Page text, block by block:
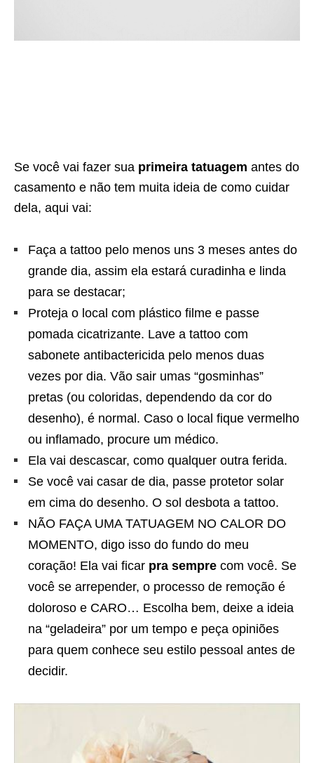
Se você vai fazer sua primeira tatuagem antes do
casamento e não tem muita ideia de como cuidar
dela, aqui vai:
Faça a tattoo pelo menos uns 3 meses antes do
grande dia, assim ela estará curadinha e linda
para se destacar;
Proteja o local com plástico filme e passe
pomada cicatrizante. Lave a tattoo com
sabonete antibactericida pelo menos duas
vezes por dia. Vão sair umas “gosminhas”
pretas (ou coloridas, dependendo da cor do
desenho), é normal. Caso o local fique vermelho
ou inflamado, procure um médico.
Ela vai descascar, como qualquer outra ferida.
Se você vai casar de dia, passe protetor solar
em cima do desenho. O sol desbota a tattoo.
NÃO FAÇA UMA TATUAGEM NO CALOR DO
MOMENTO, digo isso do fundo do meu
coração! Ela vai ficar pra sempre com você. Se
você se arrepender, o processo de remoção é
doloroso e CARO… Escolha bem, deixe a ideia
na “geladeira” por um tempo e peça opiniões
para quem conhece seu estilo pessoal antes de
decidir.